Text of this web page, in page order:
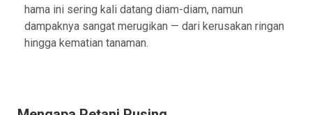
hama ini sering kali datang diam-diam, namun
dampaknya sangat merugikan — dari kerusakan ringan
hingga kematian tanaman.